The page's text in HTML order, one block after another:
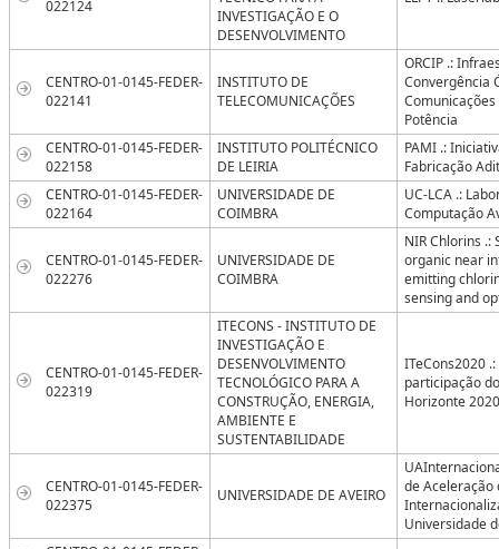
022124
INVESTIGAÇÃO E O
DESENVOLVIMENTO
CENTRO-01-0145-FEDER-
022141
INSTITUTO DE
TELECOMUNICAÇÕES
ORCIP .:
Convergência
Potência
CENTRO-01-0145-FEDER-
022158
INSTITUTO POLITÉCNICO
DE LEIRIA
PAMI .:
Fabricação
CENTRO-01-0145-FEDER-
022164
UNIVERSIDADE DE
COIMBRA
UC-LCA .:
Computação
CENTRO-01-0145-FEDER-
022276
UNIVERSIDADE DE
COIMBRA
NIR Chlorins .:
organic near
emitting
sensing and
CENTRO-01-0145-FEDER-
022319
ITECONS - INSTITUTO DE
INVESTIGAÇÃO E
DESENVOLVIMENTO
TECNOLÓGICO PARA A
CONSTRUÇÃO, ENERGIA,
AMBIENTE E
SUSTENTABILIDADE
ITeCons2020
participação
Horizonte 2020
CENTRO-01-0145-FEDER-
022375
UNIVERSIDADE DE AVEIRO
de Aceleração
Universidade